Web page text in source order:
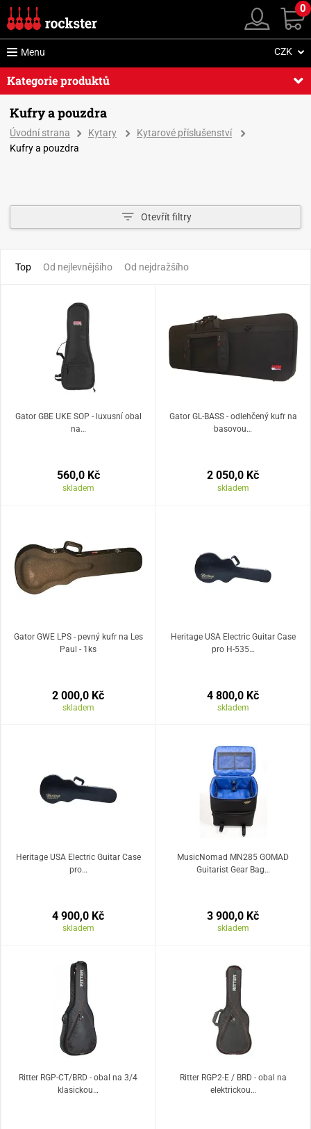
0
Menu CZK
Kategorie produktů
Kufry a pouzdra
Úvodní strana Kytary
Kytarové příslušenství
Kufry a pouzdra
Otevřít filtry
Top Od nejlevnějšího Od nejdražšího
Gator GBE UKE SOP - luxusní obal
na…
560,0 Kč
skladem
Gator GL-BASS - odlehčený kufr na
basovou…
2 050,0 Kč
skladem
Gator GWE LPS - pevný kufr na Les
Paul - 1ks
2 000,0 Kč
skladem
Heritage USA Electric Guitar Case
pro H-535…
4 800,0 Kč
skladem
Heritage USA Electric Guitar Case
pro…
4 900,0 Kč
skladem
MusicNomad MN285 GOMAD
Guitarist Gear Bag…
3 900,0 Kč
skladem
Ritter RGP-CT/BRD - obal na 3/4
klasickou…
Ritter RGP2-E / BRD - obal na
elektrickou…